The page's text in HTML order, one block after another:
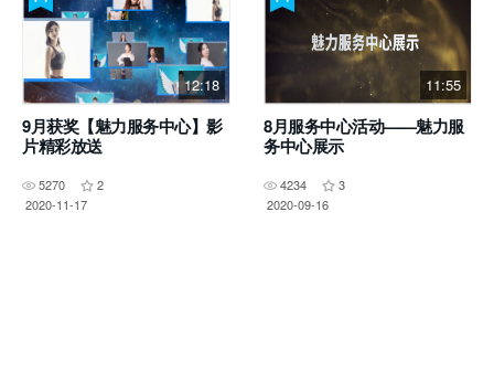
12:18
9月获奖【魅力服务中心】影
片精彩放送
5270
2
2020-11-17
11:55
8月服务中心活动——魅力服
务中心展示
4234
3
2020-09-16